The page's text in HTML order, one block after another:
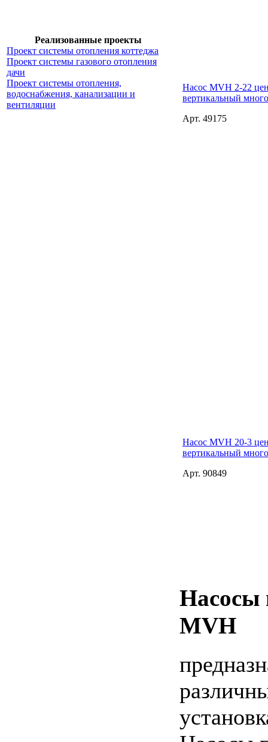
Реализованные проекты
Проект системы отопления коттеджа
Проект системы газового отопления
дачи
Проект системы отопления,
водоснабжения, канализации и
вентиляции
Насос MVH 2-22
вертикальный
Арт. 49175
Насос MVH 20-3
вертикальный
Арт. 90849
Насосы
MVH